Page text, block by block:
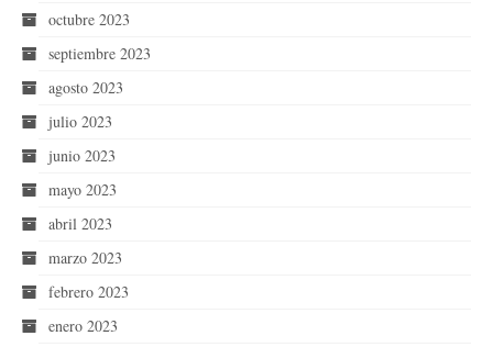
octubre 2023
septiembre 2023
agosto 2023
julio 2023
junio 2023
mayo 2023
abril 2023
marzo 2023
febrero 2023
enero 2023